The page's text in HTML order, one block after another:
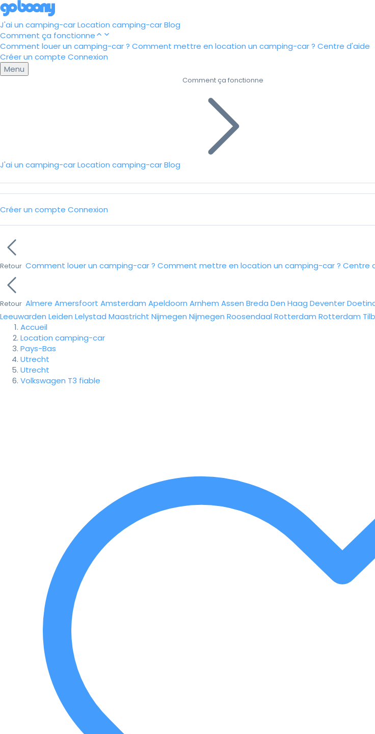
J'ai un camping-carLocation camping-carBlog
Comment ça fonctionne
Comment louer un camping-car ? Comment mettre en location un camping-car ? Centre d'aide
Créer un compte Connexion
Menu
J'ai un camping-carLocation camping-carBlog
Comment ça fonctionne
Créer un compte Connexion
Retour Comment louer un camping-car ? Comment mettre en location un camping-car ? Centre
Retour Almere Amersfoort Amsterdam Apeldoorn Arnhem Assen Breda Den Haag Deventer
Leeuwarden Leiden Lelystad Maastricht Nijmegen Nijmegen Roosendaal Rotterdam Rotterdam
Accueil
Location camping-car
Pays-Bas
Utrecht
Utrecht
Volkswagen T3 fiable